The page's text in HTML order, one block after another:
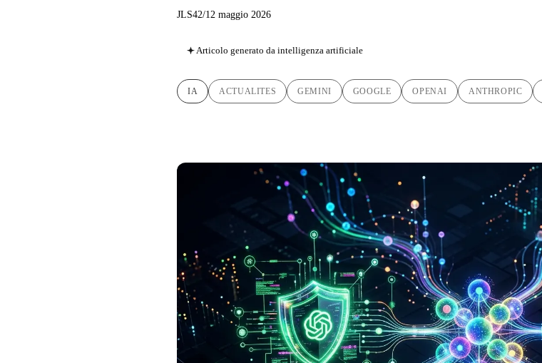
JLS42/12 maggio 2026
Articolo generato da intelligenza artificiale
IA ACTUALITES GEMINI GOOGLE OPENAI ANTHROPIC